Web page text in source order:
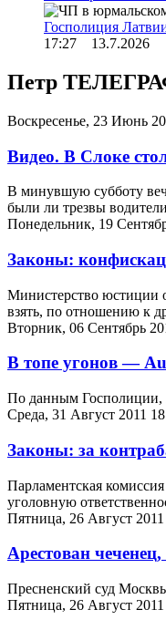
Госполиция
17:27 13.7.2026
Петр
Воскресенье, 23 Июнь
Видео. В Слоке
В минувшую субботу
были ли трезвы
Понедельник, 19
Законы:
Министерство юстиции
взять, по отношению к
Вторник, 06 Сентябрь
В топе угонов —
По данным Госполиции,
Среда, 31 Август 2011
Законы: за
Парламентская
уголовную
Пятница, 26 Август
Арестован
Пресненский суд
Пятница, 26 Август